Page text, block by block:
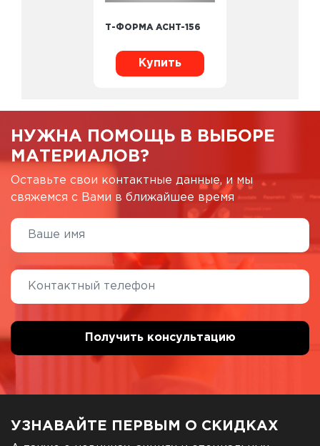
Т-ФОРМА ACHT-156
Купить
НУЖНА ПОМОЩЬ В ВЫБОРЕ
МАТЕРИАЛОВ?
Оставьте свои контактные данные, и мы
свяжемся с Вами в ближайшее время
УЗНАВАЙТЕ ПЕРВЫМ О СКИДКАХ